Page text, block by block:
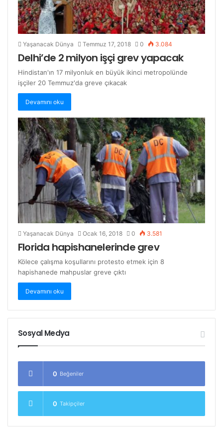
Yaşanacak Dünya Temmuz 17, 2018 0 3.084
Delhi’de 2 milyon işçi grev yapacak
Hindistan'ın 17 milyonluk en büyük ikinci metropolünde
işçiler 20 Temmuz'da greve çıkacak
Devamını oku
Yaşanacak Dünya Ocak 16, 2018 0 3.581
Florida hapishanelerinde grev
Kölece çalışma koşullarını protesto etmek için 8
hapishanede mahpuslar greve çıktı
Devamını oku
Sosyal Medya
0 Beğeniler
0 Takipçiler